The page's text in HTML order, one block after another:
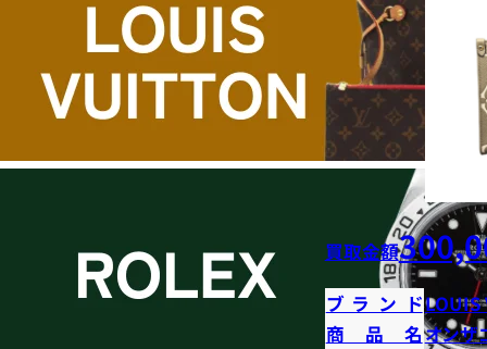
買取金額
ブランドLOUIS
商品名オンザ